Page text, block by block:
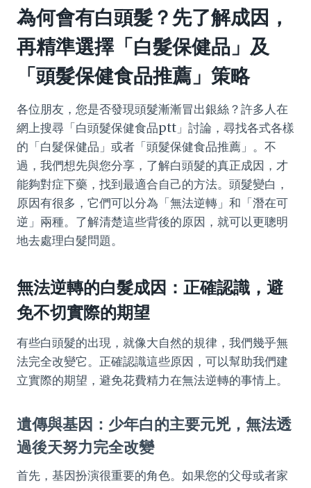
為何會有白頭髮？先了解成因，
再精準選擇「白髮保健品」及
「頭髮保健食品推薦」策略
各位朋友，您是否發現頭髮漸漸冒出銀絲？許多人在
網上搜尋「白頭髮保健食品ptt」討論，尋找各式各樣
的「白髮保健品」或者「頭髮保健食品推薦」。不
過，我們想先與您分享，了解白頭髮的真正成因，才
能夠對症下藥，找到最適合自己的方法。頭髮變白，
原因有很多，它們可以分為「無法逆轉」和「潛在可
逆」兩種。了解清楚這些背後的原因，就可以更聰明
地去處理白髮問題。
無法逆轉的白髮成因：正確認識，避
免不切實際的期望
有些白頭髮的出現，就像大自然的規律，我們幾乎無
法完全改變它。正確認識這些原因，可以幫助我們建
立實際的期望，避免花費精力在無法逆轉的事情上。
遺傳與基因：少年白的主要元兇，無法透
過後天努力完全改變
首先，基因扮演很重要的角色。如果您的父母或者家